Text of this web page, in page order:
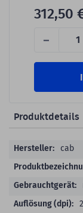
-
312,50
Produktdetails
Produktdetailscab